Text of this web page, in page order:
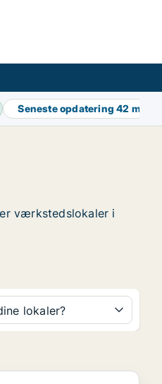
Seneste opdatering42 min
værkstedslokaler i
lokaler?